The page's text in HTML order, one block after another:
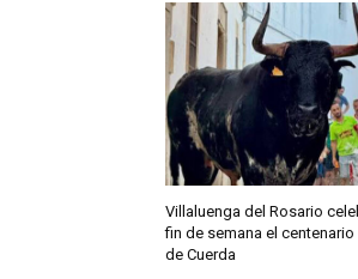
Villaluenga del Rosario
fin de semana el centenario
de Cuerda